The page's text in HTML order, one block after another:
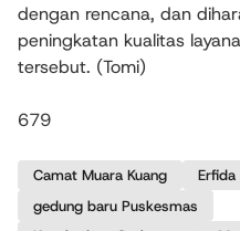
dengan rencana, dan
peningkatan kualitas
tersebut. (Tomi)
679
Camat Muara Kuang
gedung baru Puskesmas